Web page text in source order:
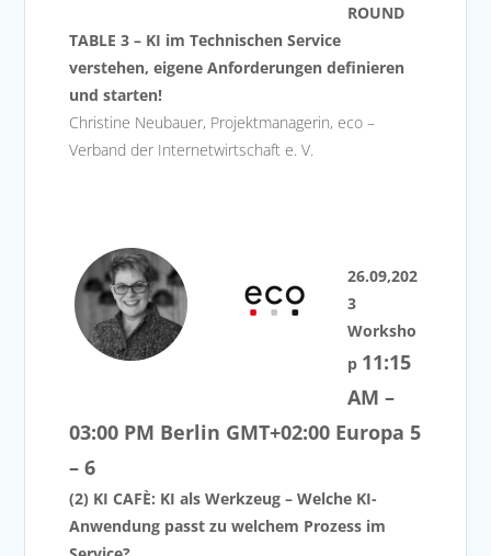
ROUND
TABLE 3 – KI im Technischen Service
verstehen, eigene Anforderungen definieren
und starten!
Christine Neubauer, Projektmanagerin, eco –
Verband der Internetwirtschaft e. V.
26.09,202
3
Worksho
p 11:15
AM –
03:00 PM Berlin GMT+02:00 Europa 5
– 6
(2) KI CAFÈ: KI als Werkzeug – Welche KI-
Anwendung passt zu welchem Prozess im